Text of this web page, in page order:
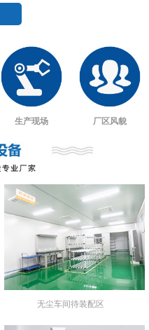
生产现场 厂区风貌
无尘车间待装配区